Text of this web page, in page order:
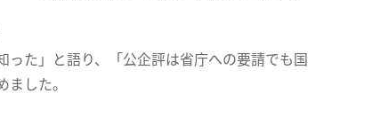
た」と語り、「公企評は省庁への要請でも国
した。